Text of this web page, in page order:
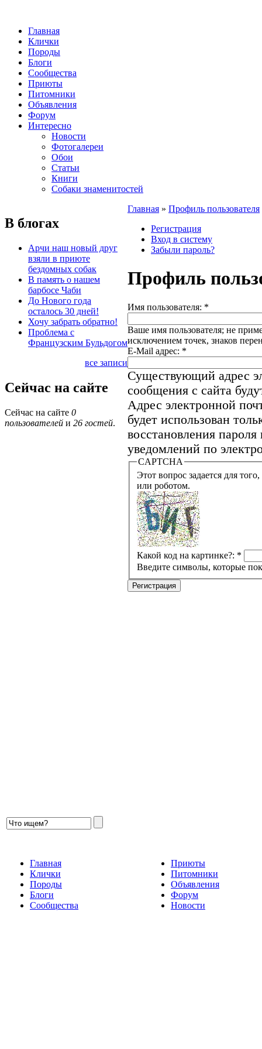
Главная
Клички
Породы
Блоги
Сообщества
Приюты
Питомники
Объявления
Форум
Интересно
Новости
Фотогалереи
Обои
Статьи
Книги
Собаки знаменитостей
В блогах
Арчи наш новый друг
взяли в приюте
бездомных собак
В память о нашем
барбосе Чаби
До Нового года
осталось 30 дней!
Хочу забрать обратно!
Проблема с
Французским Бульдогом
все записи
Сейчас на сайте
Сейчас на сайте 0
пользователей и 26 гостей.
Главная » Профиль пользователя
Регистрация
Вход в систему
Забыли пароль?
Профиль
Имя пользователя: *
Ваше имя пользователя; не
исключением точек, знаков
E-Mail адрес: *
Существующий адрес
сообщения с сайта
Адрес электронной
будет использован
восстановления
уведомлений по
CAPTCHA
Этот вопрос задается для того,
или роботом.
Какой код на картинке?: *
Введите символы, которые
Главная
Клички
Породы
Блоги
Сообщества
Приюты
Питомники
Объявления
Форум
Новости